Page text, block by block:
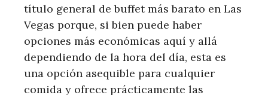
título general de buffet más barato en Las
Vegas porque, si bien puede haber
opciones más económicas aquí y allá
dependiendo de la hora del día, esta es
una opción asequible para cualquier
comida y ofrece prácticamente las